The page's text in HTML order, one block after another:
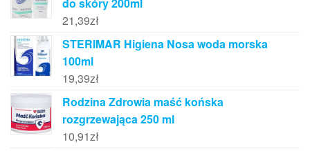
do skóry 200ml
21,39zł
STERIMAR Higiena Nosa woda morska
100ml
19,39zł
Rodzina Zdrowia maść końska
rozgrzewająca 250 ml
10,91zł